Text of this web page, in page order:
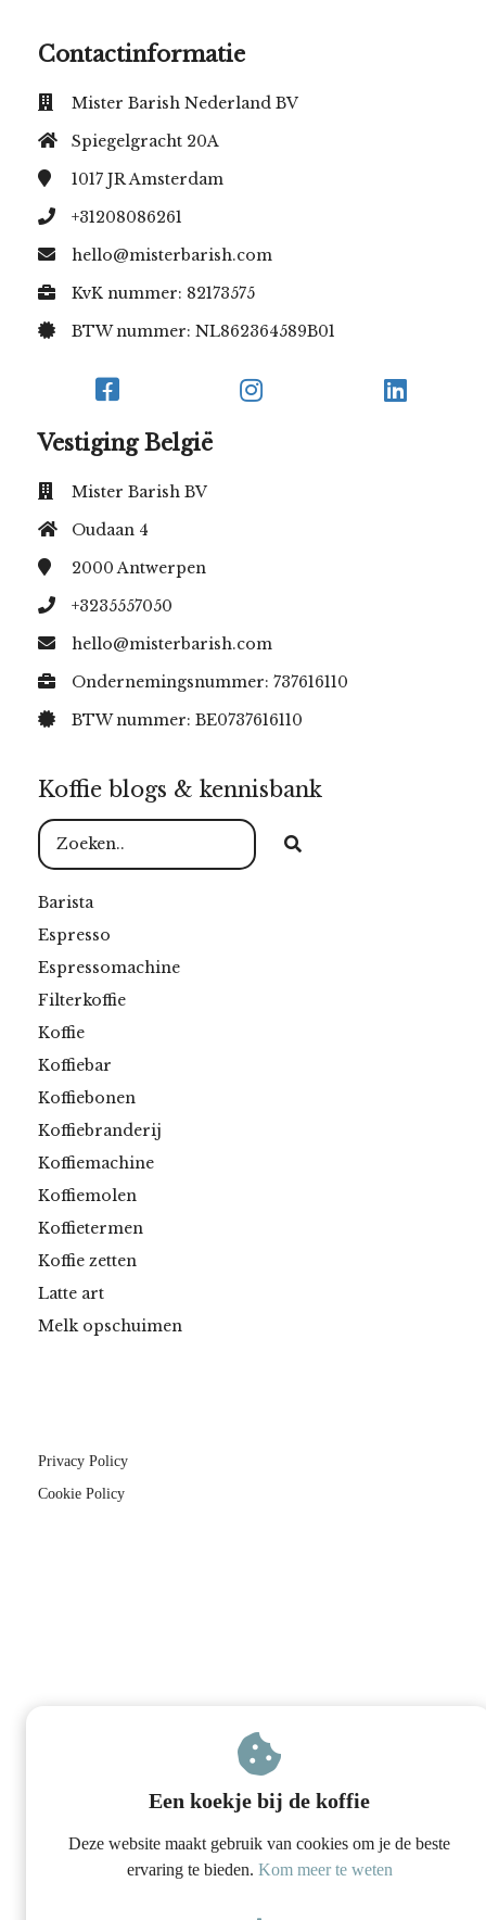
Contactinformatie
Mister Barish Nederland BV
Spiegelgracht 20A
1017 JRAmsterdam
+31208086261
hello@misterbarish.com
KvK nummer: 82173575
BTW nummer: NL862364589B01
Vestiging België
Mister Barish BV
Oudaan 4
2000Antwerpen
+3235557050
hello@misterbarish.com
Ondernemingsnummer: 737616110
BTW nummer: BE0737616110
Koffie blogs & kennisbank
Barista
Espresso
Espressomachine
Filterkoffie
Koffie
Koffiebar
Koffiebonen
Koffiebranderij
Koffiemachine
Koffiemolen
Koffietermen
Koffie zetten
Latte art
Melk opschuimen
Privacy Policy
Cookie Policy
Een koekje bij de koffie
Deze website maakt gebruik van cookies om je de beste
ervaring te bieden. Kom meer te weten